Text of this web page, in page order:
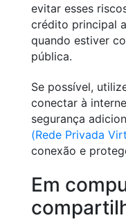
evitar esses
crédito principal
quando estiver
pública.
Se possível,
conectar à
segurança
(Rede Privada
conexão e
Em